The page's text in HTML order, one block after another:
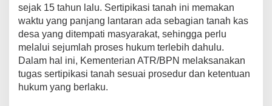
sejak 15 tahun lalu. Sertipikasi tanah ini memakan
waktu yang panjang lantaran ada sebagian tanah kas
desa yang ditempati masyarakat, sehingga perlu
melalui sejumlah proses hukum terlebih dahulu.
Dalam hal ini, Kementerian ATR/BPN melaksanakan
tugas sertipikasi tanah sesuai prosedur dan ketentuan
hukum yang berlaku.